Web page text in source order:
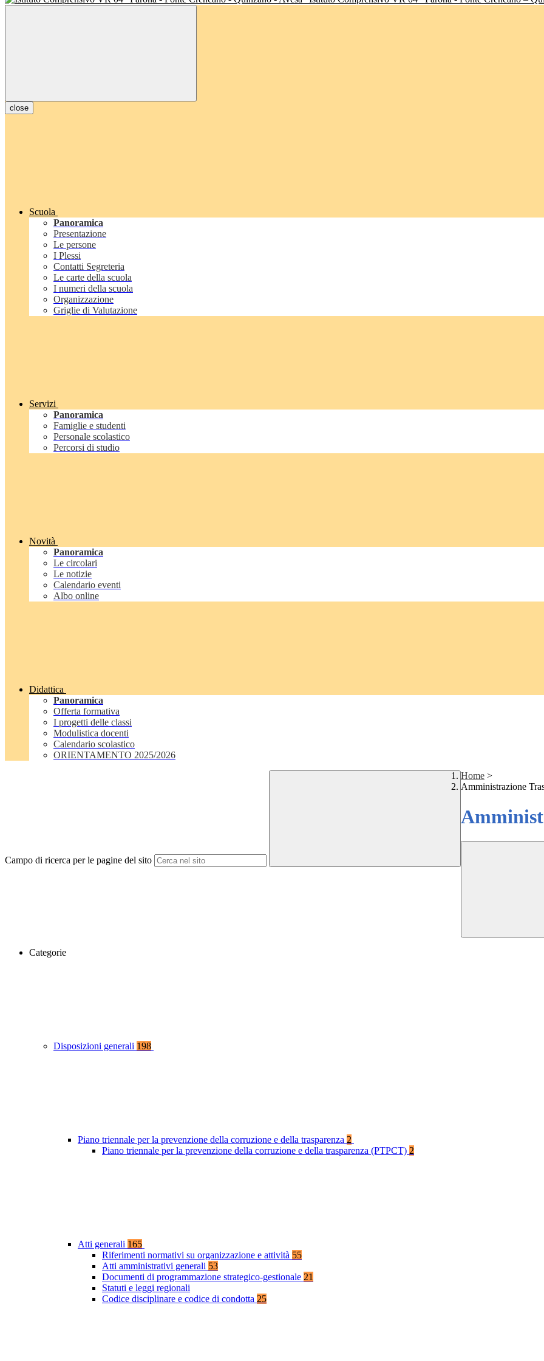
close
Scuola
Panoramica
Presentazione
Le persone
I Plessi
Contatti Segreteria
Le carte della scuola
I numeri della scuola
Organizzazione
Griglie di Valutazione
Servizi
Panoramica
Famiglie e studenti
Personale scolastico
Percorsi di studio
Novità
Panoramica
Le circolari
Le notizie
Calendario eventi
Albo online
Didattica
Panoramica
Offerta formativa
I progetti delle classi
Modulistica docenti
Calendario scolastico
ORIENTAMENTO 2025/2026
Campo di ricerca per le pagine del sito
Home >
Amministrazione
Categorie
Disposizioni generali 198
Piano triennale per la prevenzione della corruzione e della trasparenza 2
Piano triennale per la prevenzione della corruzione e della trasparenza (PTPCT) 2
Atti generali 165
Riferimenti normativi su organizzazione e attività 55
Atti amministrativi generali 53
Documenti di programmazione strategico-gestionale 21
Statuti e leggi regionali
Codice disciplinare e codice di condotta 25